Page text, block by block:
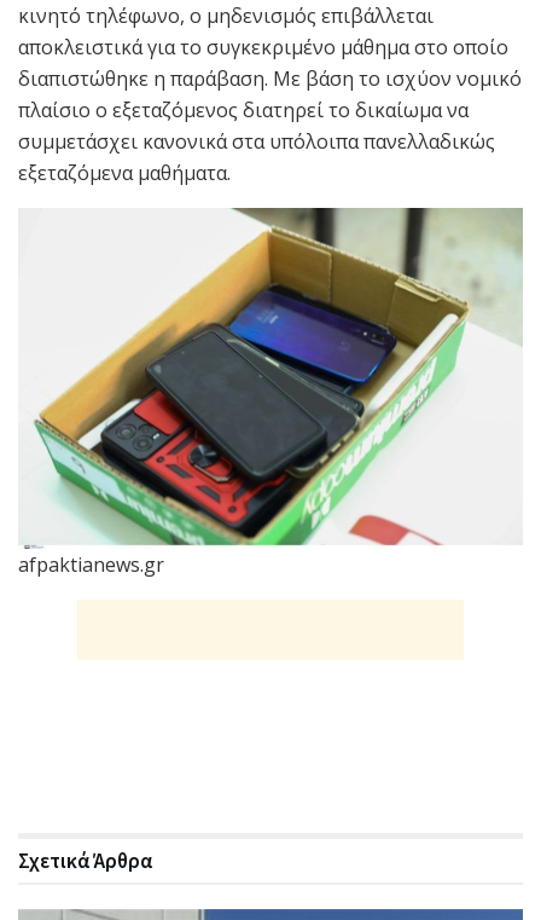
κινητό τηλέφωνο, ο μηδενισμός επιβάλλεται
αποκλειστικά για το συγκεκριμένο μάθημα στο οποίο
διαπιστώθηκε η παράβαση. Με βάση το ισχύον νομικό
πλαίσιο ο εξεταζόμενος διατηρεί το δικαίωμα να
συμμετάσχει κανονικά στα υπόλοιπα πανελλαδικώς
εξεταζόμενα μαθήματα.
afpaktianews.gr
ΣχετικάΆρθρα